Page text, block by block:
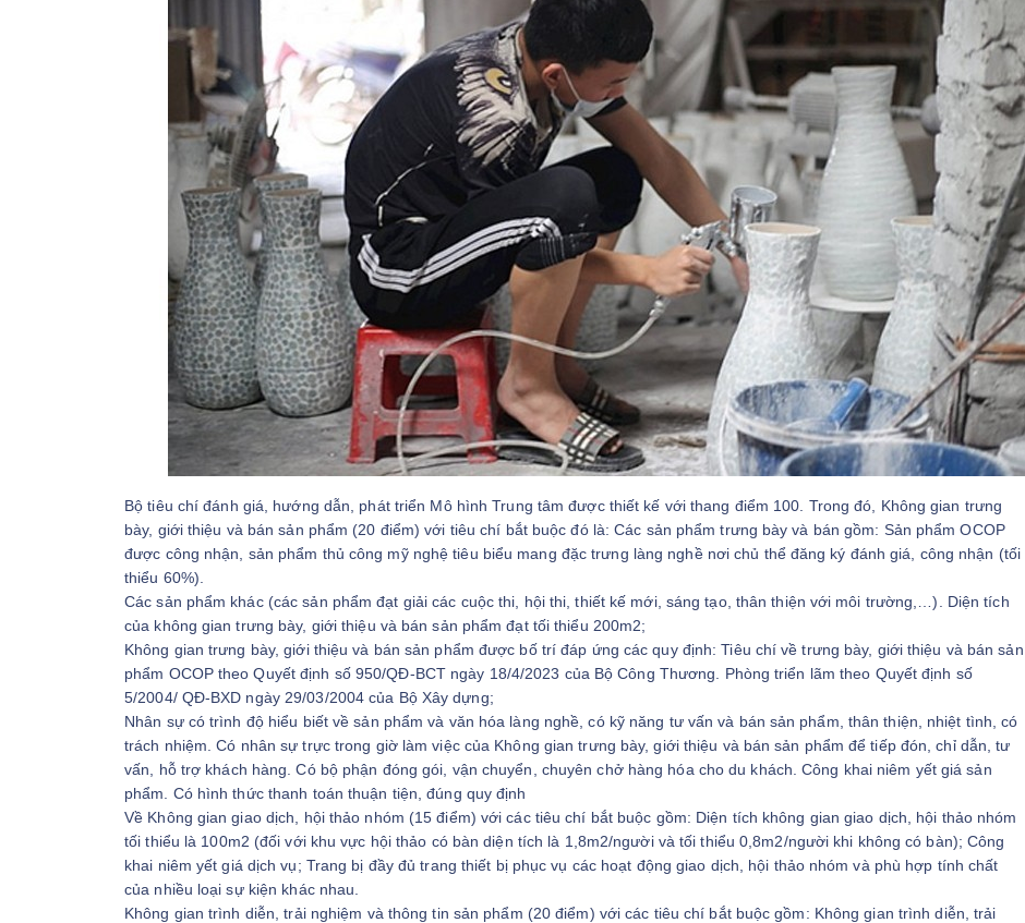
Bộ tiêu chí đánh giá, hướng dẫn, phát triển Mô hình Trung tâm được thiết kế với thang điểm 100. Trong đó, Không gian trưng
bày, giới thiệu và bán sản phẩm (20 điểm) với tiêu chí bắt buộc đó là: Các sản phẩm trưng bày và bán gồm: Sản phẩm OCOP
được công nhận, sản phẩm thủ công mỹ nghệ tiêu biểu mang đặc trưng làng nghề nơi chủ thể đăng ký đánh giá, công nhận (tối
thiểu 60%).
Các sản phẩm khác (các sản phẩm đạt giải các cuộc thi, hội thi, thiết kế mới, sáng tạo, thân thiện với môi trường,…). Diện tích
của không gian trưng bày, giới thiệu và bán sản phẩm đạt tối thiểu 200m2;
Không gian trưng bày, giới thiệu và bán sản phẩm được bố trí đáp ứng các quy định: Tiêu chí về trưng bày, giới thiệu và bán sản
phẩm OCOP theo Quyết định số 950/QĐ-BCT ngày 18/4/2023 của Bộ Công Thương. Phòng triển lãm theo Quyết định số
5/2004/ QĐ-BXD ngày 29/03/2004 của Bộ Xây dựng;
Nhân sự có trình độ hiểu biết về sản phẩm và văn hóa làng nghề, có kỹ năng tư vấn và bán sản phẩm, thân thiện, nhiệt tình, có
trách nhiệm. Có nhân sự trực trong giờ làm việc của Không gian trưng bày, giới thiệu và bán sản phẩm để tiếp đón, chỉ dẫn, tư
vấn, hỗ trợ khách hàng. Có bộ phận đóng gói, vận chuyển, chuyên chở hàng hóa cho du khách. Công khai niêm yết giá sản
phẩm. Có hình thức thanh toán thuận tiện, đúng quy định
Về Không gian giao dịch, hội thảo nhóm (15 điểm) với các tiêu chí bắt buộc gồm: Diện tích không gian giao dịch, hội thảo nhóm
tối thiểu là 100m2 (đối với khu vực hội thảo có bàn diện tích là 1,8m2/người và tối thiểu 0,8m2/người khi không có bàn); Công
khai niêm yết giá dịch vụ; Trang bị đầy đủ trang thiết bị phục vụ các hoạt động giao dịch, hội thảo nhóm và phù hợp tính chất
của nhiều loại sự kiện khác nhau.
Không gian trình diễn, trải nghiệm và thông tin sản phẩm (20 điểm) với các tiêu chí bắt buộc gồm: Không gian trình diễn, trải